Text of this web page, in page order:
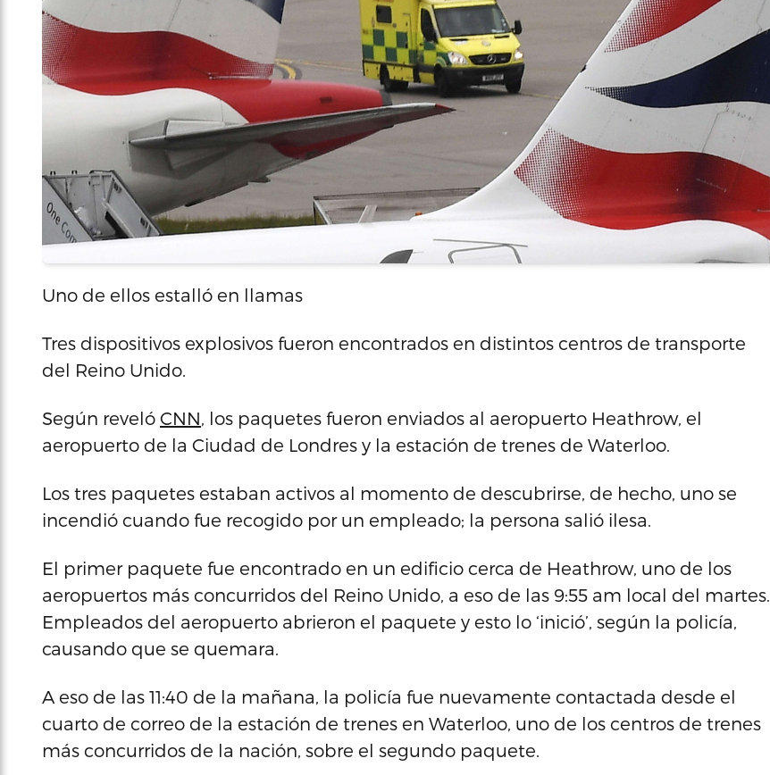
Uno de ellos estalló en llamas
Tres dispositivos explosivos fueron encontrados en distintos centros de transporte
del Reino Unido.
Según reveló CNN, los paquetes fueron enviados al aeropuerto Heathrow, el
aeropuerto de la Ciudad de Londres y la estación de trenes de Waterloo.
Los tres paquetes estaban activos al momento de descubrirse, de hecho, uno se
incendió cuando fue recogido por un empleado; la persona salió ilesa.
El primer paquete fue encontrado en un edificio cerca de Heathrow, uno de los
aeropuertos más concurridos del Reino Unido, a eso de las 9:55 am local del martes.
Empleados del aeropuerto abrieron el paquete y esto lo ‘inició’, según la policía,
causando que se quemara.
A eso de las 11:40 de la mañana, la policía fue nuevamente contactada desde el
cuarto de correo de la estación de trenes en Waterloo, uno de los centros de trenes
más concurridos de la nación, sobre el segundo paquete.